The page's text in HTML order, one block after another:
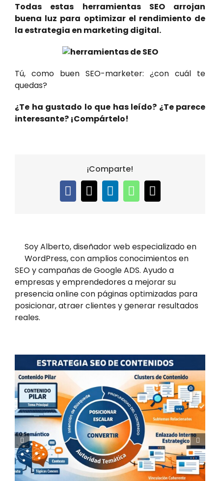
Todas estas herramientas SEO arrojan
buena luz para optimizar el rendimiento de
la estrategia en marketing digital.
Tú, como buen SEO-marketer: ¿con cuál te
quedas?
¿Te ha gustado lo que has leído? ¿Te parece
interesante? ¡Compártelo!
¡Comparte!
Facebook
X LinkedIn
WhatsApp
Email
Soy Alberto, diseñador web especializado en
WordPress, con amplios conocimientos en
SEO y campañas de Google ADS. Ayudo a
empresas y emprendedores a mejorar su
presencia online con páginas optimizadas para
posicionar, atraer clientes y generar resultados
reales.